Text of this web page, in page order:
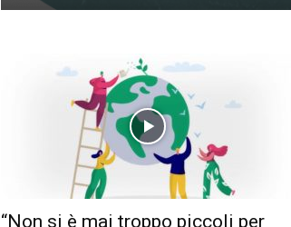
“Non si è mai troppo piccoli per